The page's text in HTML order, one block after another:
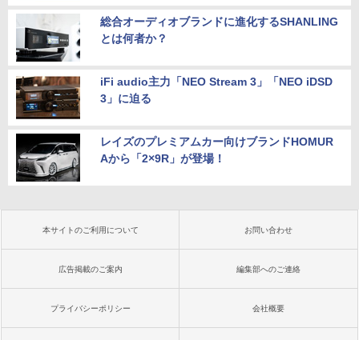
総合オーディオブランドに進化するSHANLING
とは何者か？
iFi audio主力「NEO Stream 3」「NEO iDSD
3」に迫る
レイズのプレミアムカー向けブランドHOMUR
Aから「2×9R」が登場！
本サイトのご利用について お問い合わせ
広告掲載のご案内 編集部へのご連絡
プライバシーポリシー 会社概要